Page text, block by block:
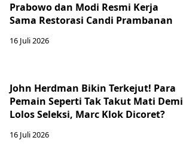
Prabowo dan Modi Resmi Kerja
Sama Restorasi Candi Prambanan
16 Juli 2026
John Herdman Bikin Terkejut! Para
Pemain Seperti Tak Takut Mati Demi
Lolos Seleksi, Marc Klok Dicoret?
16 Juli 2026